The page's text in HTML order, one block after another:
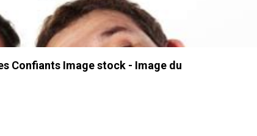
Confiants Image stock - Image du